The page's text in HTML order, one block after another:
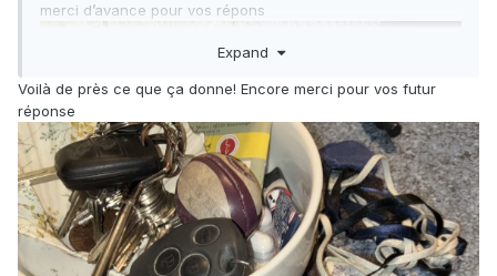
merci d’avance pour vos répons
Expand
Voilà de près ce que ça donne! Encore merci pour vos futur
réponse